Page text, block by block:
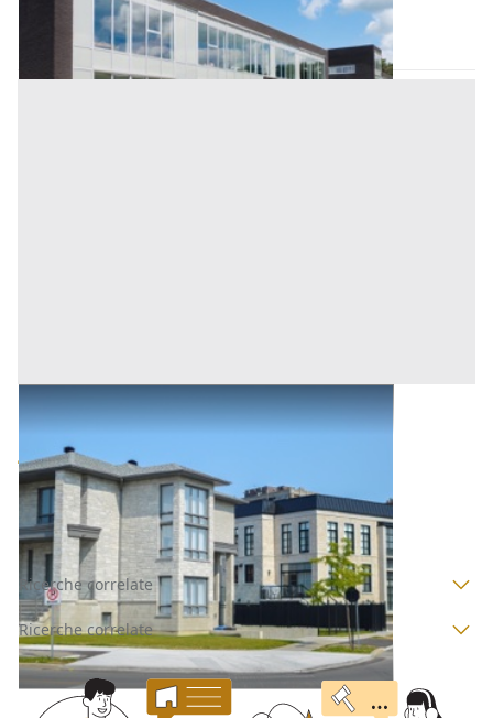
(Nuoro)
Asta chiusa
Abitazione di Tipo Civile all'asta a Ortueri
Ortueri (Nuoro)
4.400 €
Asta chiusa
Ricerche correlate
Ricerche correlate